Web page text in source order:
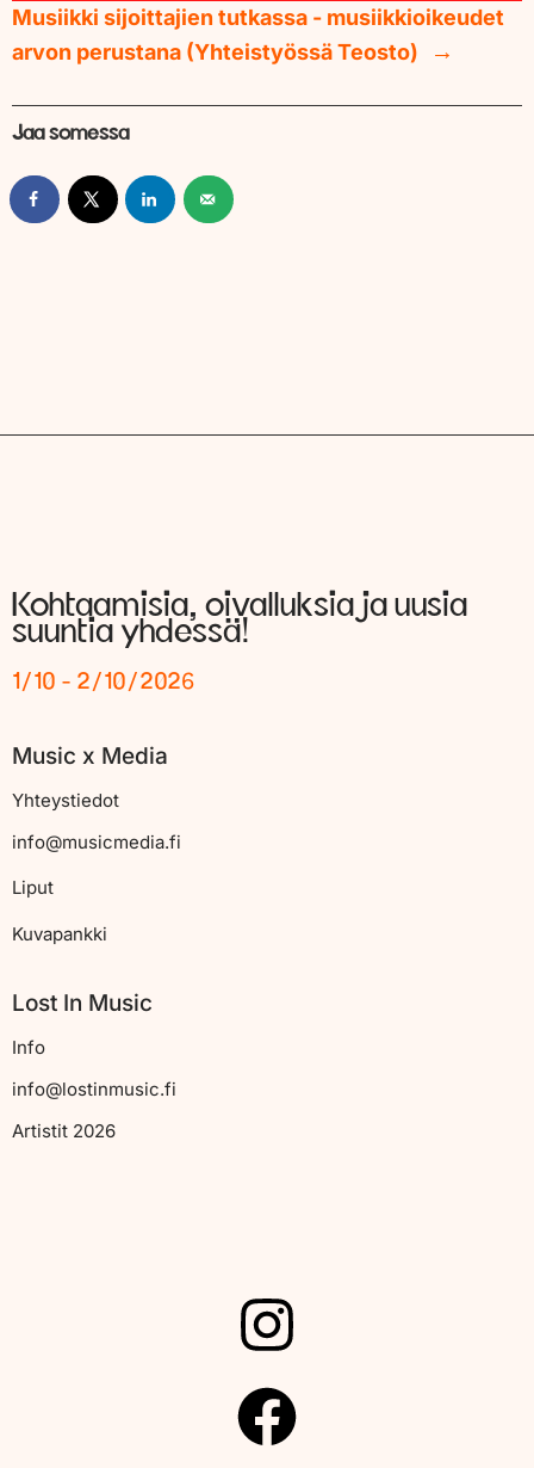
Musiikki sijoittajien tutkassa - musiikkioikeudet
arvon perustana (Yhteistyössä Teosto)
Jaa somessa
Kohtaamisia, oivalluksia ja uusia
suuntia yhdessä!
1/10 - 2/10/2026
Music x Media
Yhteystiedot
info@musicmedia.fi
Liput
Kuvapankki
Lost In Music
Info
info@lostinmusic.fi
Artistit 2026